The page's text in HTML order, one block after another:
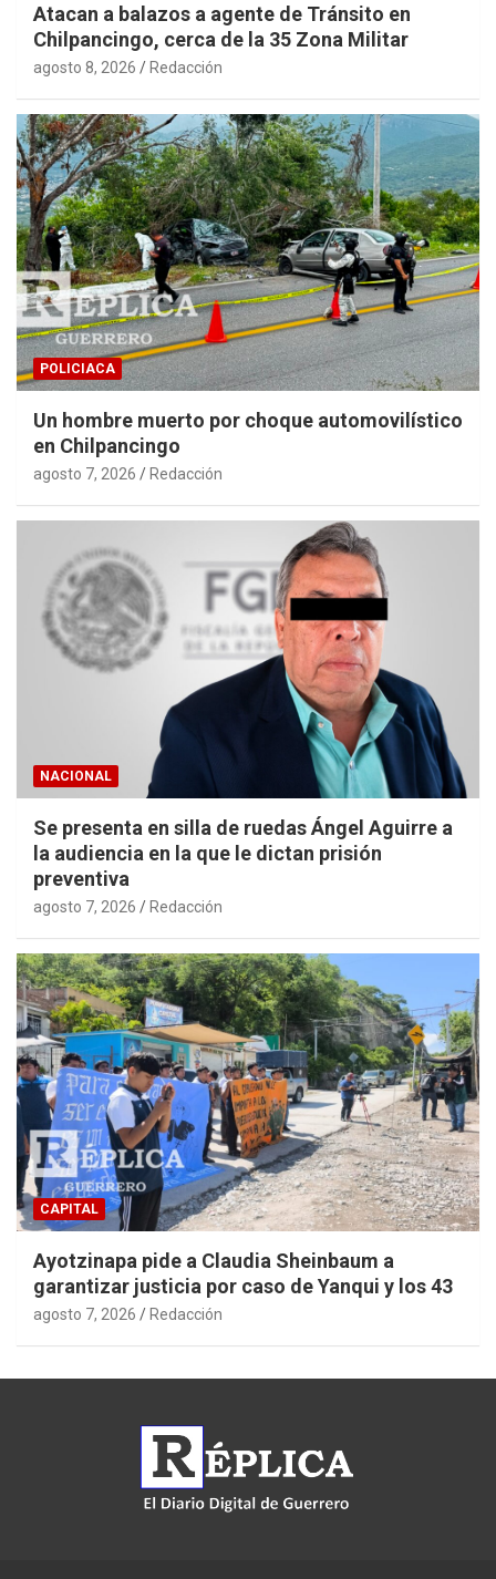
Atacan a balazos a agente de Tránsito en
Chilpancingo, cerca de la 35 Zona Militar
agosto 8, 2026 Redacción
POLICIACA
Un hombre muerto por choque automovilístico
en Chilpancingo
agosto 7, 2026 Redacción
NACIONAL
Se presenta en silla de ruedas Ángel Aguirre a
la audiencia en la que le dictan prisión
preventiva
agosto 7, 2026 Redacción
CAPITAL
Ayotzinapa pide a Claudia Sheinbaum a
garantizar justicia por caso de Yanqui y los 43
agosto 7, 2026 Redacción